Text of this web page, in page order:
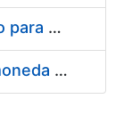
Contratación de acuerdo marco para el Suministro de Material de Electricidad para la Fábrica Nacional de Moneda y Timbre-Real Casa de la Moneda en su centro de trabajo de Burgos
Suministro de estuches para moneda de 30 €